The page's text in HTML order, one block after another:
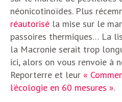
néonicotinoïdes. Plus
réautorisé la mise sur le
passoires thermiques… La
la Macronie serait trop
ici, alors on vous renvoie à
Reporterre et leur «
l’écologie en 60 mesures ».